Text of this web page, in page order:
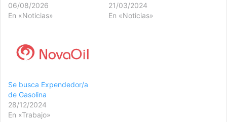
06/08/2026
En «Noticias»
21/03/2024
En «Noticias»
Se busca Expendedor/a
de Gasolina
28/12/2024
En «Trabajo»